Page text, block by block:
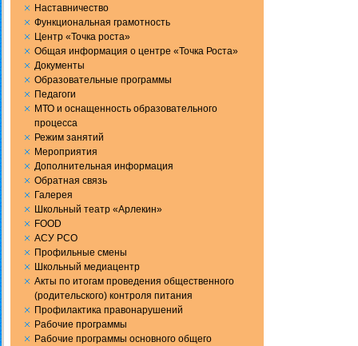
Наставничество
Функциональная грамотность
Центр «Точка роста»
Общая информация о центре «Точка Роста»
Документы
Образовательные программы
Педагоги
МТО и оснащенность образовательного
процесса
Режим занятий
Мероприятия
Дополнительная информация
Обратная связь
Галерея
Школьный театр «Арлекин»
FOOD
АСУ РСО
Профильные смены
Школьный медиацентр
Акты по итогам проведения общественного
(родительского) контроля питания
Профилактика правонарушений
Рабочие программы
Рабочие программы основного общего